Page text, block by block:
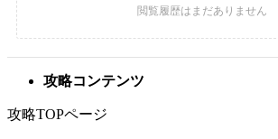
攻略コンテンツ
攻略TOPページ